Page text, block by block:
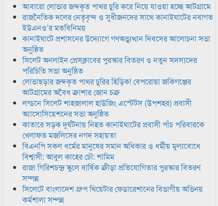
আবারো লোভার জব্দকৃত পাথর চুরি করে নিয়ে যাওয়া হচ্ছে আটগ্রামে
রাজনৈতিক দলের নেতৃবৃন্দ ও সুধীজনদের সাথে কানাইঘাটের নবাগত
ইউএনও’র মতবিনিময়
কানাইঘাটে প্রশাসনের উদ্যোগে গণঅভ্যুত্থান দিবসের আলোচনা সভা
অনুষ্ঠিত
সিলেট অনলাইন প্রেসক্লাবের পুরস্কার বিতরণ ও নতুন সদস্যদের
পরিচিতি সভা অনুষ্ঠিত
লোভাছড়ার জব্দকৃত পাথর চুরির হিড়িক! বেপরোয়া জকিগঞ্জের
আটগ্রামের অবৈধ ক্রাশার জোন চক্র
লন্ডনে সিলেট শাহজালাল হাউজিং এস্টেটস (উপশহর) প্রবাসী
অ্যাসোসিয়েশনের সভা অনুষ্ঠিত
কাতারে সড়ক দুর্ঘটনায় নিহত কানাইঘাটের প্রবাসী পাঁচ পরিবারকে
খেলাফত মজলিসের নগদ সহায়তা
বিএনপি সকল ধর্মের মানুষের সমান অধিকার ও ধর্মীয় মুল্যবোধে
বিশ্বাসী: আবুল কাহের চৌ: শামিম
রাজা গিরিশচন্দ্র স্কুলে বার্ষিক ক্রীড়া প্রতিযোগিতার পুরস্কার বিতরণ
সম্পন্ন
সিলেটে বাংলাদেশ গ্রুপ থিয়েটার ফেডারেশানের বিভাগীয় অভিনয়
কর্মশালা সম্পন্ন